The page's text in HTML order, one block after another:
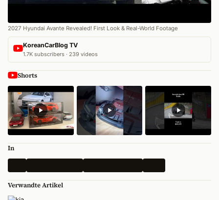
2027 Hyundai Avante Revealed! First Look & Real-World Footage
KoreanCarBlog TV
1.7K subscribers · 239 videos
Shorts
In
Verwandte Artikel